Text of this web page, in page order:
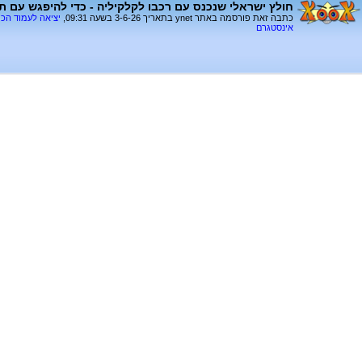
חולץ ישראלי שנכנס עם רכבו לקלקיליה - כדי להיפגש עם
כתבה זאת פורסמה באתר ynet בתאריך 3-6-26 בשעה 09:31, יציאה לעמוד
אינסטגרם